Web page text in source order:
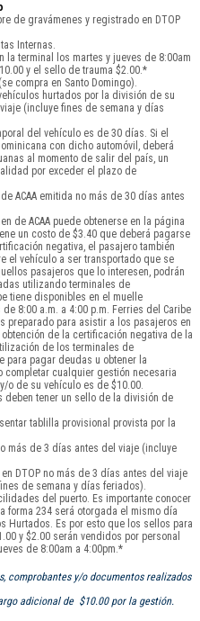
de gravámenes y registrado en DTOP
Internas.
la terminal los martes y jueves de 8:00am
y el sello de trauma $2.00.*
compra en Santo Domingo).
hurtados por la división de su
(incluye fines de semana y días
del vehículo es de 30 días. Si el
con dicho automóvil, deberá
al momento de salir del país, un
por exceder el plazo de
ACAA emitida no más de 30 días antes
de ACAA puede obtenerse en la página
un costo de $3.40 que deberá pagarse
negativa, el pasajero también
el vehículo a ser transportado que se
pasajeros que lo interesen, podrán
utilizando terminales de
tiene disponibles en el muelle
8:00 a.m. a 4:00 p.m. Ferries del Caribe
preparado para asistir a los pasajeros en
de la certificación negativa de la
de los terminales de
para pagar deudas u obtener la
completar cualquier gestión necesaria
o de su vehículo es de $10.00.
tener un sello de la división de
tablilla provisional provista por la
más de 3 días antes del viaje (incluye
DTOP no más de 3 días antes del viaje
de semana y días feriados).
del puerto. Es importante conocer
forma 234 será otorgada el mismo día
Hurtados. Es por esto que los sellos para
y $2.00 serán vendidos por personal
de 8:00am a 4:00pm.*
comprobantes y/o documentos realizados
adicional de $10.00 por la gestión.